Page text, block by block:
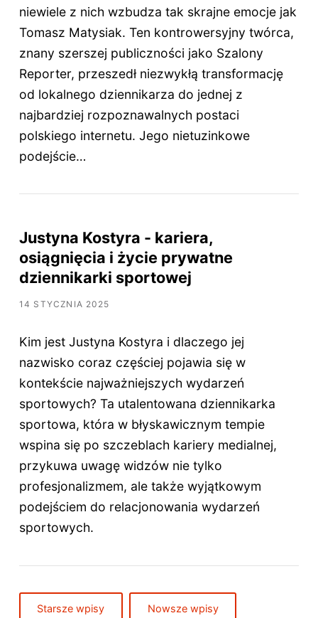
niewiele z nich wzbudza tak skrajne emocje jak
Tomasz Matysiak. Ten kontrowersyjny twórca,
znany szerszej publiczności jako Szalony
Reporter, przeszedł niezwykłą transformację
od lokalnego dziennikarza do jednej z
najbardziej rozpoznawalnych postaci
polskiego internetu. Jego nietuzinkowe
podejście…
Justyna Kostyra - kariera,
osiągnięcia i życie prywatne
dziennikarki sportowej
14 STYCZNIA 2025
Kim jest Justyna Kostyra i dlaczego jej
nazwisko coraz częściej pojawia się w
kontekście najważniejszych wydarzeń
sportowych? Ta utalentowana dziennikarka
sportowa, która w błyskawicznym tempie
wspina się po szczeblach kariery medialnej,
przykuwa uwagę widzów nie tylko
profesjonalizmem, ale także wyjątkowym
podejściem do relacjonowania wydarzeń
sportowych.
Starsze wpisy Nowsze wpisy